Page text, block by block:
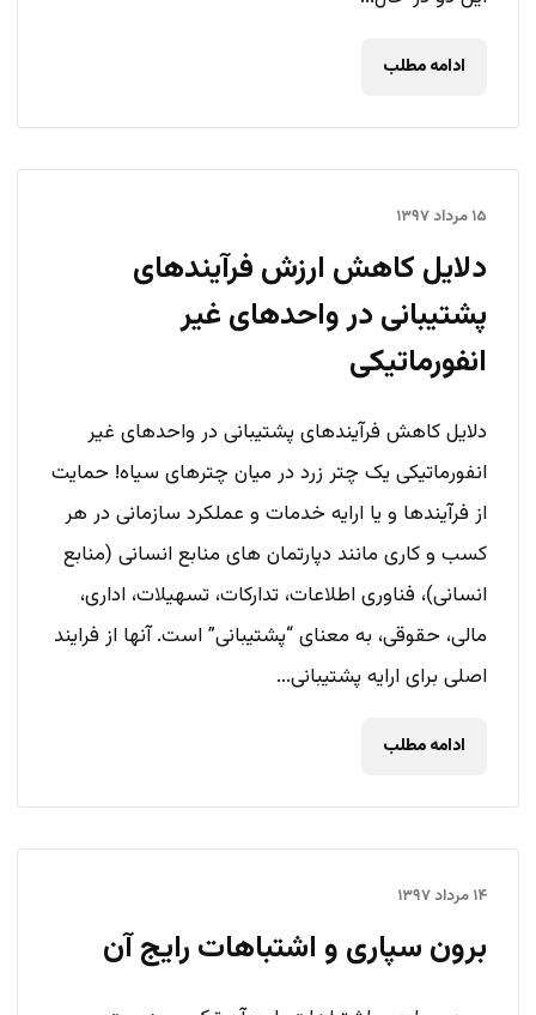
ادامه مطلب
۱۵ مرداد ۱۳۹۷
دلایل کاهش ارزش فرآیندهای
پشتیبانی در واحدهای غیر
انفورماتیکی
دلایل کاهش فرآیندهای پشتیبانی در واحدهای غیر
انفورماتیکی یک چتر زرد در میان چترهای سیاه! حمایت
از فرآیندها و یا ارایه خدمات و عملکرد سازمانی در هر
کسب و کاری مانند دپارتمان های منابع انسانی (منابع
انسانی)، فناوری اطلاعات، تدارکات، تسهیلات، اداری،
مالی، حقوقی، به معنای “پشتیبانی” است. آنها از فرایند
اصلی برای ارایه پشتیبانی...
ادامه مطلب
۱۴ مرداد ۱۳۹۷
برون سپاری و اشتباهات رایج آن